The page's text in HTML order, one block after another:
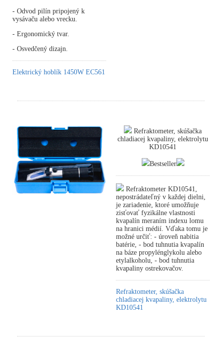
- Odvod pilín pripojený k
vysávaču alebo vrecku.
- Ergonomický tvar.
- Osvedčený dizajn.
Elektrický hoblík 1450W EC561
Refraktometer, skúšačka
chladiacej kvapaliny, elektrolytu
KD10541
Bestseller
Refraktometer KD10541,
nepostrádateľný v každej dielni,
je zariadenie, ktoré umožňuje
zisťovať fyzikálne vlastnosti
kvapalín meraním indexu lomu
na hranici médií. Vďaka tomu je
možné určiť: - úroveň nabitia
batérie, - bod tuhnutia kvapalín
na báze propylénglykolu alebo
etylalkoholu, - bod tuhnutia
kvapaliny ostrekovačov.
Refraktometer, skúšačka
chladiacej kvapaliny, elektrolytu
KD10541